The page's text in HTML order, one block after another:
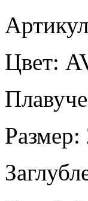
Цвет:
Размер: